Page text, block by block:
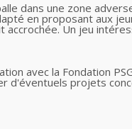
dans une zone
en proposant aux
Un jeu
avec la Fondation
d'éventuels projets